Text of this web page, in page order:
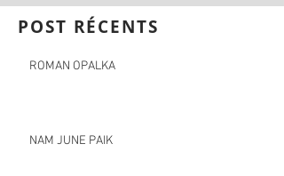
POST RÉCENTS
ROMAN OPALKA
NAM JUNE PAIK